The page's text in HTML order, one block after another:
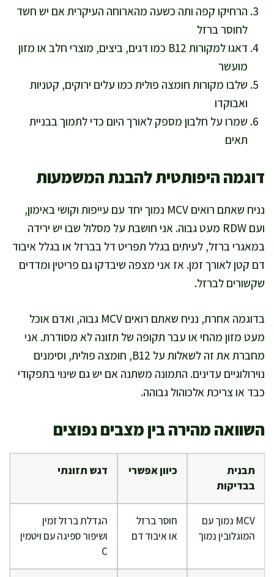
הרחיקו קפה ותה כשעה מהארוחה העיקרית אם יש חשד
לחוסר ברזל
דאגו למקורות B12 כמו דגים, ביצים, מוצרי חלב או מזון
מועשר
שלבו מקורות חומצה פולית כמו עלים ירוקים, קטניות
ואבוקדו
שמרו על חלבון מספק לאורך היום כדי לתמוך בבניית
תאים
דוגמה היפותטית להבנת המשמעות
נניח שאתם רואים MCV נמוך יחד עם עייפות וקושי באימון,
ועם RDW מעט גבוה. אני חושבת על מסלול שבו יש ירידה
במאגרי ברזל, לעיתים בגלל תפריט דל בברזל או בגלל איבוד
דם קטן לאורך זמן. אז אני מצפה שיבדקו גם פריטין ומדדים
שקשורים לברזל.
בדוגמה אחרת, נניח שאתם רואים MCV גבוה, ואדם אוכל
מעט מזון מהחי או עבר תקופה של תזונה לא מסודרת. אני
מחברת את זה לשאלות על B12, חומצה פולית, וסימנים
נוירולוגיים עדינים. התמונה משתנה אם יש גם שינוי בתפקודי
כבד או צריכת אלכוהול גבוהה.
השוואה מהירה בין מצבים נפוצים
תבנית
בבדיקות
כיוון אפשרי דגש תזונתי
MCV נמוך עם
המוגלובין נמוך
חוסר ברזל
או איבוד דם
הגדלת ברזל זמין
ושיפור ספיגה עם ויטמין
C